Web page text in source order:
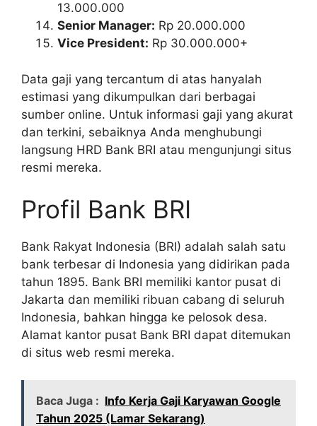
13.000.000
Senior Manager: Rp 20.000.000
Vice President: Rp 30.000.000+
Data gaji yang tercantum di atas hanyalah
estimasi yang dikumpulkan dari berbagai
sumber online. Untuk informasi gaji yang akurat
dan terkini, sebaiknya Anda menghubungi
langsung HRD Bank BRI atau mengunjungi situs
resmi mereka.
Profil Bank BRI
Bank Rakyat Indonesia (BRI) adalah salah satu
bank terbesar di Indonesia yang didirikan pada
tahun 1895. Bank BRI memiliki kantor pusat di
Jakarta dan memiliki ribuan cabang di seluruh
Indonesia, bahkan hingga ke pelosok desa.
Alamat kantor pusat Bank BRI dapat ditemukan
di situs web resmi mereka.
Baca Juga : Info Kerja Gaji Karyawan Google
Tahun 2025 (Lamar Sekarang)